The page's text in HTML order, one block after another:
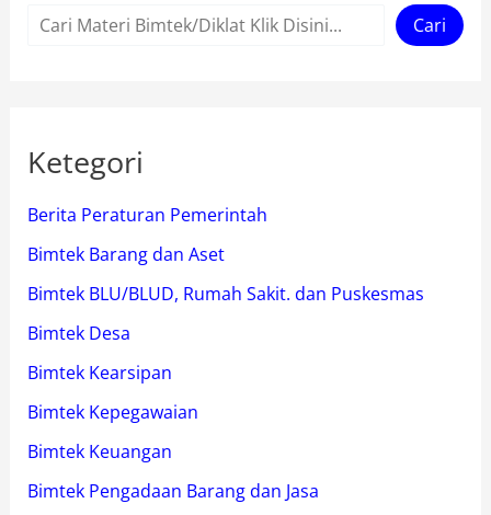
Cari
Ketegori
Berita Peraturan Pemerintah
Bimtek Barang dan Aset
Bimtek BLU/BLUD, Rumah Sakit. dan Puskesmas
Bimtek Desa
Bimtek Kearsipan
Bimtek Kepegawaian
Bimtek Keuangan
Bimtek Pengadaan Barang dan Jasa